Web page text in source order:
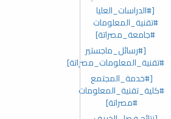
[#الدراسات_العليا
#تقنية_المعلومات
#جامعة_مصراتة]
[#رسائل_ماجستير
#تقنية_المعلومات_مصراتة]
[#خدمة_المجتمع
#كلية_تقنية_المعلومات
#مصراتة]